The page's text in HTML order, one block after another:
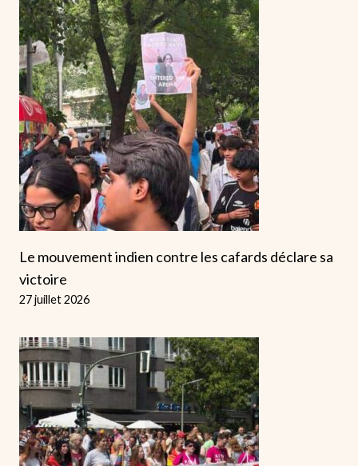
Le mouvement indien contre les cafards déclare sa
victoire
27 juillet 2026